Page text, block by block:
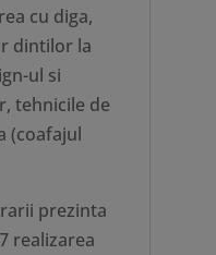
cu diga,
dintilor la
ul si
tehnicile de
(coafajul
prezinta
realizarea